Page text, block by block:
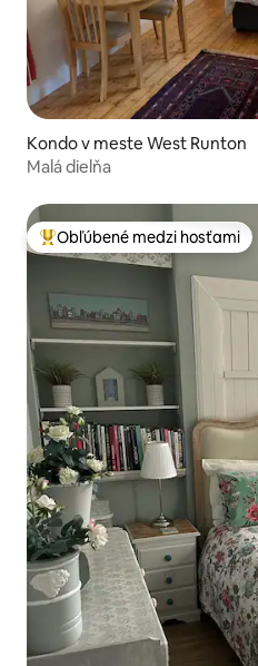
Kondo v meste West Runton
Malá dielňa
Najobľúbenejšie medzi hosťami
Obľúbené medzi hosťami